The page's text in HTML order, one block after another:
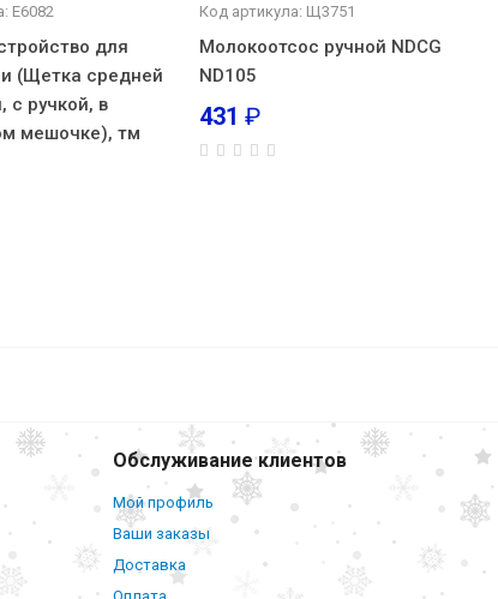
E6082
для
(Щетка средней
с ручкой, в
мешочке), тм
Код артикула: Щ3751
Молокоотсос ручной NDСG
ND105
431 ₽
Обслуживание клиентов
Мой профиль
Ваши заказы
Доставка